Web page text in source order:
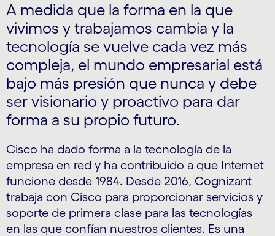
A medida que la forma en la que
vivimos y trabajamos cambia y la
tecnología se vuelve cada vez más
compleja, el mundo empresarial está
bajo más presión que nunca y debe
ser visionario y proactivo para dar
forma a su propio futuro.
Cisco ha dado forma a la tecnología de la
empresa en red y ha contribuido a que Internet
funcione desde 1984. Desde 2016, Cognizant
trabaja con Cisco para proporcionar servicios y
soporte de primera clase para las tecnologías
en las que confían nuestros clientes. Es una